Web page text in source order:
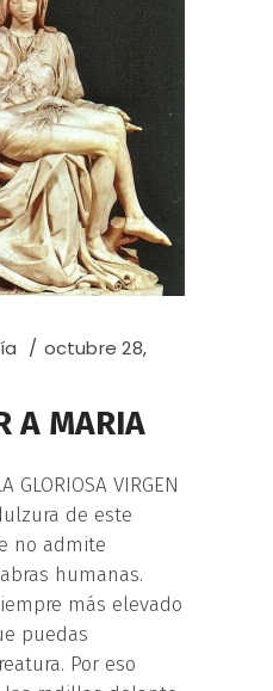
octubre 28,
A MARIA
GLORIOSA VIRGEN
de este
no admite
humanas.
más elevado
puedas
Por eso